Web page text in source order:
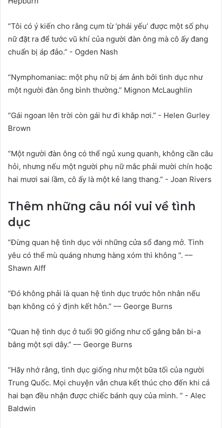
“Tôi có ý kiến ​​cho rằng cụm từ ‘phái yếu’ được một số phụ
nữ đặt ra để tước vũ khí của người đàn ông mà cô ấy đang
chuẩn bị áp đảo.” - Ogden Nash
“Nymphomaniac: một phụ nữ bị ám ảnh bởi tình dục như
một người đàn ông bình thường.” Mignon McLaughlin
“Gái ngoan lên trời còn gái hư đi khắp nơi.” - Helen Gurley
Brown
“Một người đàn ông có thể ngủ xung quanh, không cần câu
hỏi, nhưng nếu một người phụ nữ mắc phải mười chín hoặc
hai mươi sai lầm, cô ấy là một kẻ lang thang.” - Joan Rivers
Thêm những câu nói vui về tình
dục
“Đừng quan hệ tình dục với những cửa sổ đang mở. Tình
yêu có thể mù quáng nhưng hàng xóm thì không ”. ––
Shawn Alff
“Đó không phải là quan hệ tình dục trước hôn nhân nếu
bạn không có ý định kết hôn.” –– George Burns
“Quan hệ tình dục ở tuổi 90 giống như cố gắng bắn bi-a
bằng một sợi dây.” –– George Burns
“Hãy nhớ rằng, tình dục giống như một bữa tối của người
Trung Quốc. Mọi chuyện vẫn chưa kết thúc cho đến khi cả
hai bạn đều nhận được chiếc bánh quy của mình. ” - Alec
Baldwin